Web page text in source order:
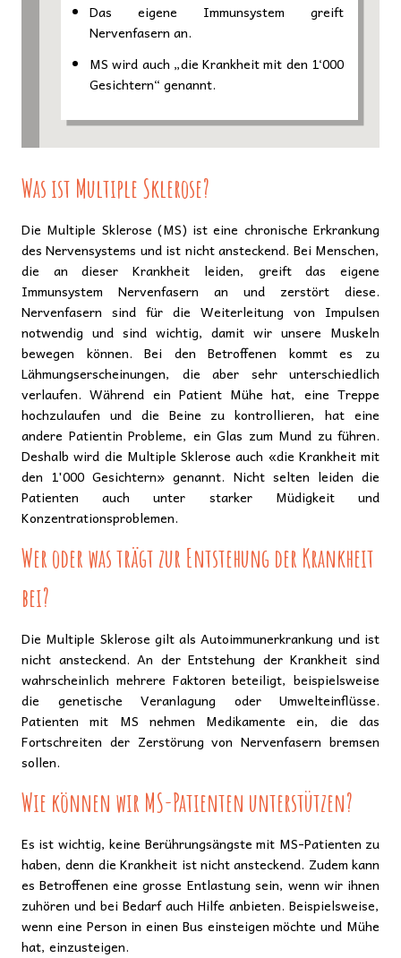
Das eigene Immunsystem greift
Nervenfasern an.
MS wird auch „die Krankheit mit den 1‘000
Gesichtern“ genannt.
Was ist Multiple Sklerose?
Die Multiple Sklerose (MS) ist eine chronische Erkrankung
des Nervensystems und ist nicht ansteckend. Bei Menschen,
die an dieser Krankheit leiden, greift das eigene
Immunsystem Nervenfasern an und zerstört diese.
Nervenfasern sind für die Weiterleitung von Impulsen
notwendig und sind wichtig, damit wir unsere Muskeln
bewegen können. Bei den Betroffenen kommt es zu
Lähmungserscheinungen, die aber sehr unterschiedlich
verlaufen. Während ein Patient Mühe hat, eine Treppe
hochzulaufen und die Beine zu kontrollieren, hat eine
andere Patientin Probleme, ein Glas zum Mund zu führen.
Deshalb wird die Multiple Sklerose auch «die Krankheit mit
den 1'000 Gesichtern» genannt. Nicht selten leiden die
Patienten auch unter starker Müdigkeit und
Konzentrationsproblemen.
Wer oder was trägt zur Entstehung der Krankheit
bei?
Die Multiple Sklerose gilt als Autoimmunerkrankung und ist
nicht ansteckend. An der Entstehung der Krankheit sind
wahrscheinlich mehrere Faktoren beteiligt, beispielsweise
die genetische Veranlagung oder Umwelteinflüsse.
Patienten mit MS nehmen Medikamente ein, die das
Fortschreiten der Zerstörung von Nervenfasern bremsen
sollen.
Wie können wir MS-Patienten unterstützen?
Es ist wichtig, keine Berührungsängste mit MS-Patienten zu
haben, denn die Krankheit ist nicht ansteckend. Zudem kann
es Betroffenen eine grosse Entlastung sein, wenn wir ihnen
zuhören und bei Bedarf auch Hilfe anbieten. Beispielsweise,
wenn eine Person in einen Bus einsteigen möchte und Mühe
hat, einzusteigen.